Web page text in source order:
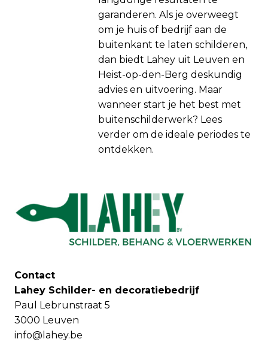
garanderen. Als je overweegt
om je huis of bedrijf aan de
buitenkant te laten schilderen,
dan biedt Lahey uit Leuven en
Heist-op-den-Berg deskundig
advies en uitvoering. Maar
wanneer start je het best met
buitenschilderwerk? Lees
verder om de ideale periodes te
ontdekken.
Contact
Lahey Schilder- en decoratiebedrijf
Paul Lebrunstraat 5
3000 Leuven
info@lahey.be